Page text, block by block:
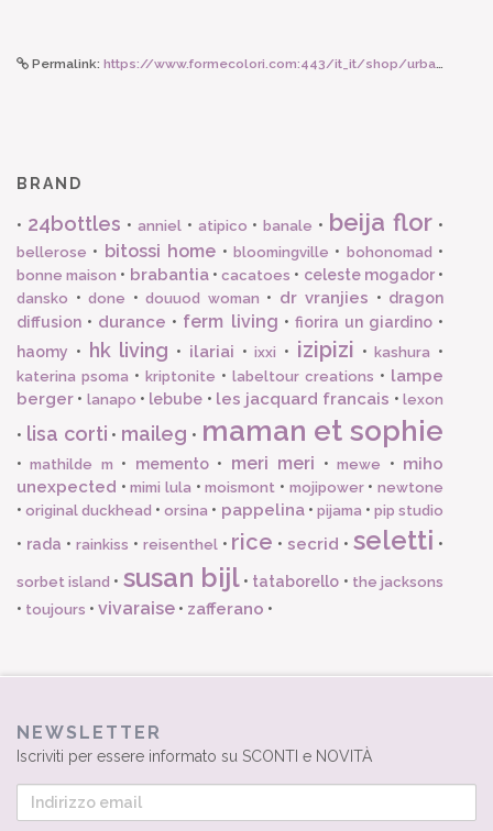
Permalink: https://www.formecolori.com:443/it_it/shop/urban_bottles/accessori/24bottles_sport_lid_light_green/6190
BRAND
• 24bottles • anniel• atipico •banale • beija flor •
bellerose • bitossi home • bloomingville • bohonomad •
bonne maison • brabantia•cacatoes • celeste mogador•
dansko • done • douuod woman • dr vranjies • dragon
diffusion • durance • ferm living • fiorira un giardino•
haomy • hk living • ilariai •ixxi • izipizi •kashura •
katerina psoma • kriptonite • labeltour creations • lampe
berger • lanapo • lebube • les jacquard francais •lexon
• lisa corti • maileg • maman et sophie
•mathilde m • memento• meri meri •mewe • miho
unexpected •mimi lula •moismont • mojipower•newtone
•original duckhead •orsina • pappelina• pijama • pip studio
• rada • rainkiss • reisenthel• rice •secrid •seletti •
sorbet island • susan bijl• tataborello • the jacksons
• toujours • vivaraise • zafferano •
NEWSLETTER
Iscriviti per essere informato su SCONTI e NOVITÀ